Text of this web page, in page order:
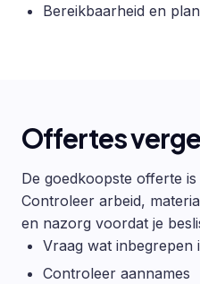
Bereikbaarheid en
Offertes
De goedkoopste offerte
Controleer arbeid,
en nazorg voordat je
Vraag wat inbegrepen
Controleer aannames